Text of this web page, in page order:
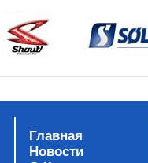
Главная
Новости